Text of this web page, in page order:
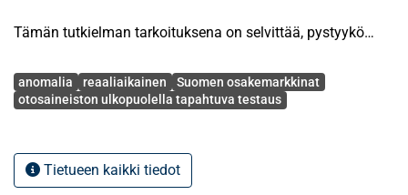
Tämän tutkielman tarkoituksena on selvittää, pystyykö
hyödyntämällä julkistettuja anomaliastrategioita.
Tutkielmassa luodaan rekursiivinen otoksen ulkopuolella
suorituvan anomaliastrategian. Simulaatiossa
hyödynnettäviä strategioita tarkastellaan vasta niiden
Avainsanat
anomalia reaaliaikainen
Suomen osakemarkkinat
otosaineiston ulkopuolella tapahtuva testaus
Tietueen kaikki tiedot